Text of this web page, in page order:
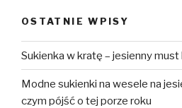
OSTATNIE WPISY
Sukienka w kratę – jesienny must
Modne sukienki na wesele na
czym pójść o tej porze roku